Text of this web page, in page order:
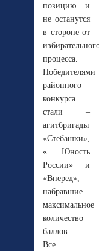
позицию и
не останутся
в стороне от
процесса.
Победителями
районного
конкурса
стали –
агитбригады
«Стебашки»,
« Юность
России» и
«Вперед»,
набравшие
максимальное
количество
баллов.
Все